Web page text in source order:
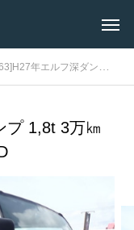
年エルフ深ダンプ 1,8t 3万㎞ TRG-NJR85AD
プ 1,8t 3万㎞